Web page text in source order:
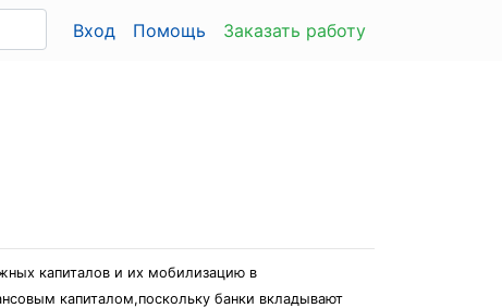
Вход Помощь Заказать работу
капиталов и их мобилизацию в
капиталом,поскольку банки вкладывают